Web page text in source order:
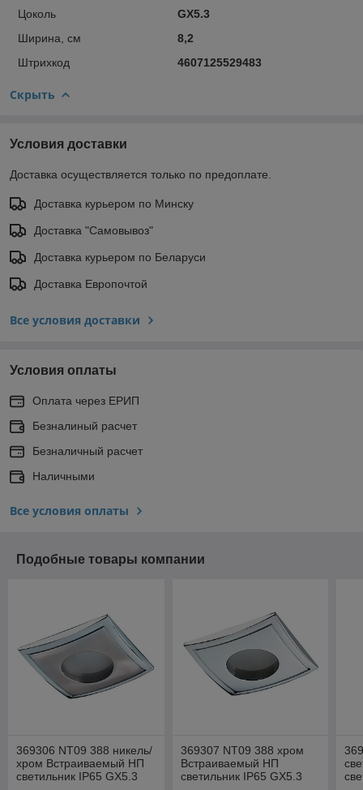
Цоколь
GX5.3
Ширина, см
8,2
Штрихкод
4607125529483
Скрыть
Условия доставки
Доставка осуществляется только по предоплате.
Доставка курьером по Минску
Доставка "Самовывоз"
Доставка курьером по Беларуси
Доставка Европочтой
Все условия доставки
Условия оплаты
Оплата через ЕРИП
Безналиный расчет
Безналичный расчет
Наличными
Все условия оплаты
Подобные товары компании
369306 NT09 388 никель/
хром Встраиваемый НП
светильник IP65 GX5.3
369307 NT09 388 хром
Встраиваемый НП
светильник IP65 GX5.3